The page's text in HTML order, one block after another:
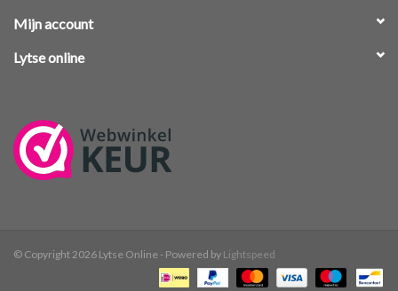
Mijn account
Lytse online
© Copyright 2026 Lytse Online - Powered by Lightspeed